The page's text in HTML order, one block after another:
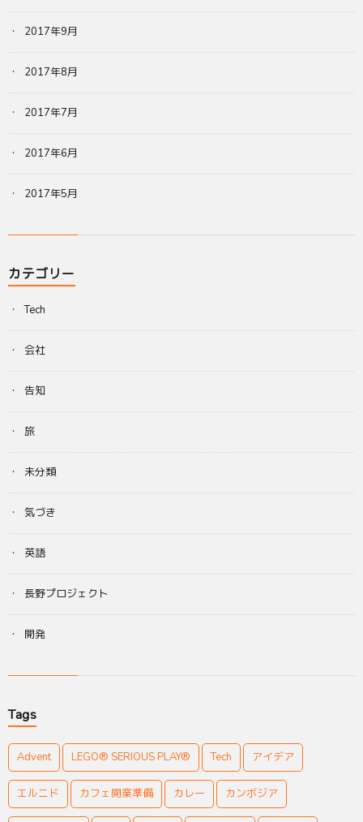
2017年9月
2017年8月
2017年7月
2017年6月
2017年5月
カテゴリー
Tech
会社
告知
旅
未分類
気づき
英語
長野プロジェクト
開発
Tags
Advent LEGO® SERIOUS PLAY® Tech アイデア
エルニド カフェ開業準備 カレー カンボジア